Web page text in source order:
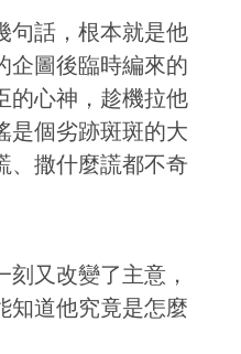
句話，根本就是他
企圖後臨時編來的
的心神，趁機拉他
是個劣跡斑斑的大
、撒什麼謊都不奇
又改變了主意，
知道他究竟是怎麼